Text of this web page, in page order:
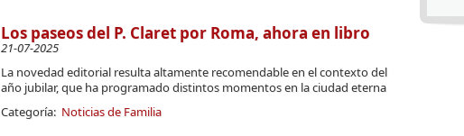
Los paseos del P. Claret por Roma, ahora en libro
21-07-2025
La novedad editorial resulta altamente recomendable en el contexto del
año jubilar, que ha programado distintos momentos en la ciudad eterna
Categoría: Noticias de Familia